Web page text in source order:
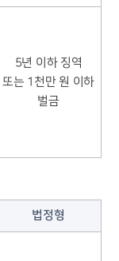
5년 이하 징역
또는 1천만 원 이하
벌금
법정형